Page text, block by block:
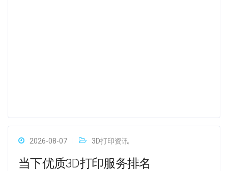
2026-08-07 3D打印资讯
当下优质3D打印服务排名